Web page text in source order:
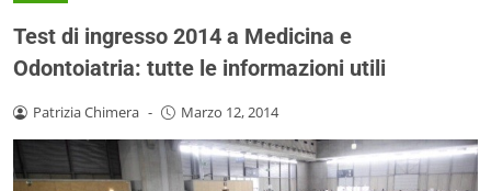
Test di ingresso 2014 a Medicina e
Odontoiatria: tutte le informazioni utili
Patrizia Chimera - Marzo 12, 2014